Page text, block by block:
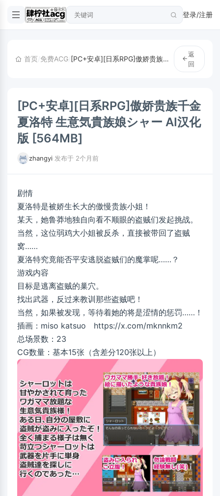
登录/注册
首页/免费ACG/ [PC+安卓][日系RPG]傲娇贵族千金夏洛特 生意気貴族娘シャー AI汉化版 [564MB]
返
回
[PC+安卓][日系RPG]傲娇贵族千金
夏洛特 生意気貴族娘シャー AI汉化
版 [564MB]
zhangyi 发布于 2个月前
剧情
夏洛特是被娇生长大的傲慢贵族小姐！
某天，她鲁莽地独自向看不顺眼的盗贼们发起挑战。
当然，这位弱鸡大小姐被反杀，直接被带回了盗贼
窝……
夏洛特究竟能否平安逃脱盗贼们的魔掌呢……？
游戏内容
目标是逃离盗贼的巢穴。
找出武器，反过来教训那些盗贼吧！
当然，如果被发现，等待着她的将是涩情的惩罚……！
插画：miso katsuo https://x.com/mknnkm2
总场景数：23
CG数量：基本15张（含差分120张以上）